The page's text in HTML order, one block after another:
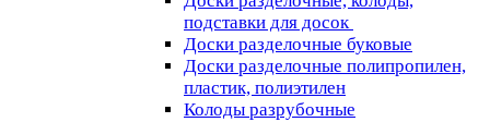
подставки для досок
Доски разделочные буковые
Доски разделочные полипропилен,
пластик, полиэтилен
Колоды разрубочные